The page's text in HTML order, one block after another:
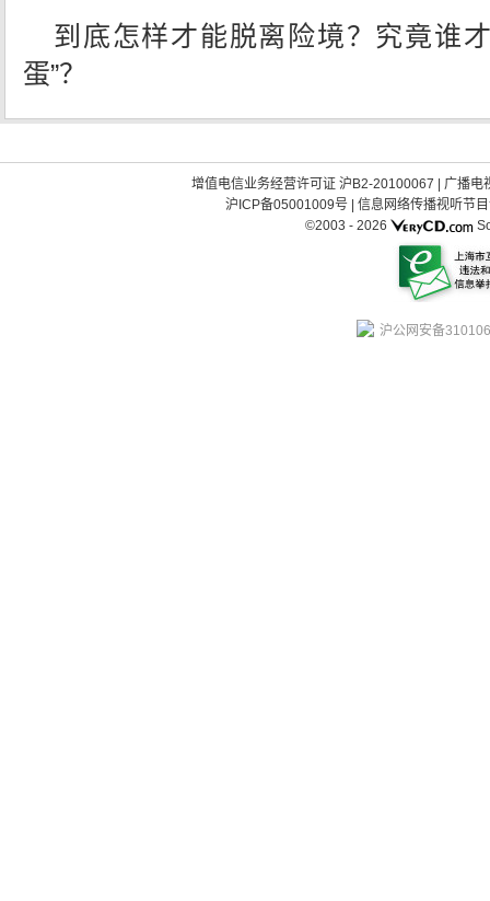
到底怎样才能脱离险境？究竟谁
蛋”？
增值电信业务经营许可证 沪B2-20100067
广播电
沪ICP备05001009号| 信息网络传播视听节
©2003 - 2026
沪公网安备